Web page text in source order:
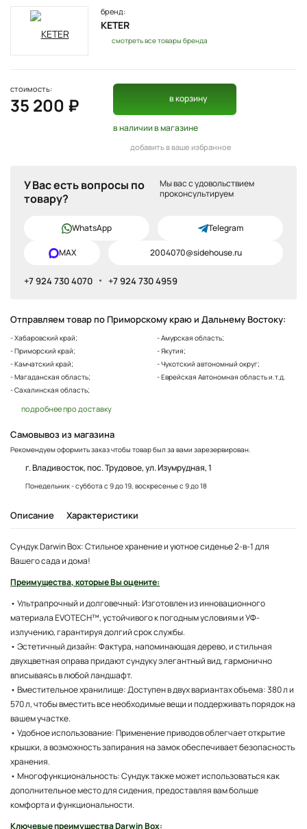
бренд:
KETER
смотреть все товары бренда
стоимость:
35 200 ₽ в корзину
в наличиив магазине
добавить в ваше избранное
У Вас есть вопросы по
товару?
Мы вас с удовольствием
проконсультируем
WhatsApp Telegram
MAX 2004070@sidehouse.ru
+7 924 730 4070 +7 924 730 4959
Отправляем товар по Приморскому краю и Дальнему Востоку:
- Хабаровский край;
- Приморский край;
- Камчатский край;
- Магаданская область;
- Сахалинская область;
- Амурская область;
- Якутия;
- Чукотский автономный округ;
- Еврейская Автономная область и.т.д.
подробнее про доставку
Самовывоз из магазина
Рекомендуем оформить заказ чтобы товар был за вами зарезервирован.
г. Владивосток, пос. Трудовое, ул. Изумрудная, 1
Понедельник - суббота с 9 до 19, воскресенье с 9 до 18
Описание Характеристики
Сундук Darwin Box: Стильное хранение и уютное сиденье 2-в-1 для
Вашего сада и дома!
Преимущества, которые Вы оцените:
• Ультрапрочный и долговечный: Изготовлен из инновационного
материала EVOTECH™, устойчивого к погодным условиям и УФ-
излучению, гарантируя долгий срок службы.
• Эстетичный дизайн: Фактура, напоминающая дерево, и стильная
двухцветная оправа придают сундуку элегантный вид, гармонично
вписываясь в любой ландшафт.
• Вместительное хранилище: Доступен в двух вариантах объема: 380 л и
570 л, чтобы вместить все необходимые вещи и поддерживать порядок на
вашем участке.
• Удобное использование: Применение приводов облегчает открытие
крышки, а возможность запирания на замок обеспечивает безопасность
хранения.
• Многофункциональность: Сундук также может использоваться как
дополнительное место для сидения, предоставляя вам больше
комфорта и функциональности.
Ключевые преимущества Darwin Box: